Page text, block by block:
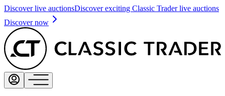
Discover live auctionsDiscover exciting Classic Trader live auctions
Discover now